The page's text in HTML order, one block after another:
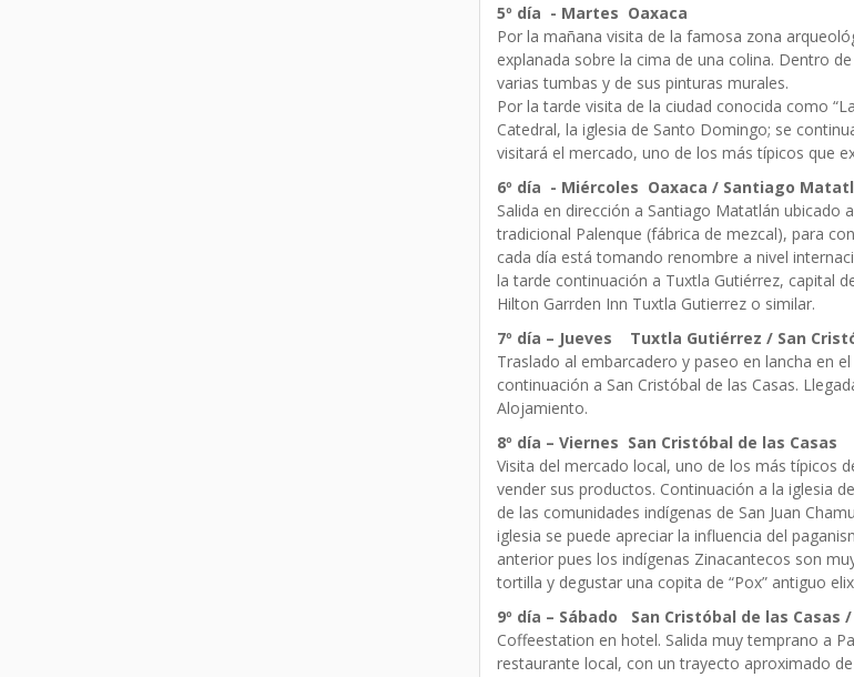
5º día - Martes Oaxaca
Por la mañana visita de la famosa zona
explanada sobre la cima de una colina. Dentro
varias tumbas y de sus pinturas murales.
Por la tarde visita de la ciudad conocida como
Catedral, la iglesia de Santo Domingo; se
visitará el mercado, uno de los más típicos que
6º día - Miércoles Oaxaca / Santiago
Salida en dirección a Santiago Matatlán ubicado
tradicional Palenque (fábrica de mezcal), para
cada día está tomando renombre a nivel
la tarde continuación a Tuxtla Gutiérrez, capital
Hilton Garrden Inn Tuxtla Gutierrez o similar.
7º día – Jueves Tuxtla Gutiérrez / San
Traslado al embarcadero y paseo en lancha en
continuación a San Cristóbal de las Casas.
Alojamiento.
8º día – Viernes San Cristóbal de las Casas
Visita del mercado local, uno de los más típicos
vender sus productos. Continuación a la iglesia
de las comunidades indígenas de San Juan
iglesia se puede apreciar la influencia del
anterior pues los indígenas Zinacantecos son
tortilla y degustar una copita de “Pox” antiguo
9º día – Sábado San Cristóbal de las Casas
Coffeestation en hotel. Salida muy temprano a
restaurante local, con un trayecto aproximado